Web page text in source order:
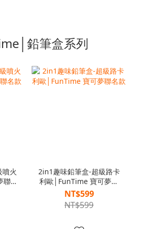
鉛筆盒系列
火
名
2in1趣味鉛筆盒-超級路卡
利歐│FunTime 寶可夢聯
名款
NT$599
NT$599